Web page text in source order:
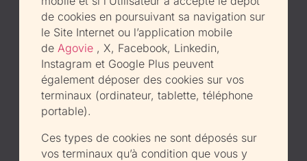
de cookies en poursuivant sa navigation sur
le Site Internet ou l’application mobile
de Agovie , X, Facebook, Linkedin,
Instagram et Google Plus peuvent
également déposer des cookies sur vos
terminaux (ordinateur, tablette, téléphone
portable).
Ces types de cookies ne sont déposés sur
vos terminaux qu’à condition que vous y